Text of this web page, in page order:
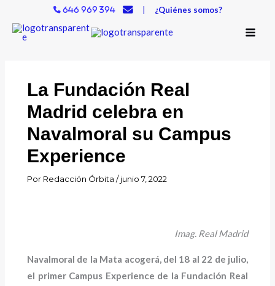
contenido
646 969 394 | ¿Quiénes somos?
La Fundación Real
Madrid celebra en
Navalmoral su Campus
Experience
Por Redacción Órbita/junio 7, 2022
Imag. Real Madrid
Navalmoral de la Mata acogerá, del 18 al 22 de julio,
el primer Campus Experience de la Fundación Real